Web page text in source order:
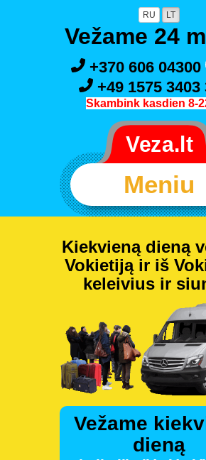
RU LT
Vežame 24
+370 606 04300
+49 1575 3403
Skambink kasdien 8-
Meniu
Kiekvieną dieną
Vokietiją ir iš
keleivius ir
Vežame
dieną